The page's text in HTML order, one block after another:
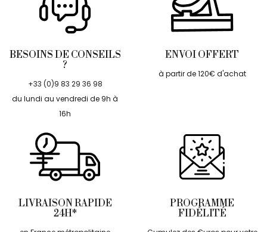
BESOINS DE CONSEILS
?
+33 (0)9 83 29 36 98
du lundi au vendredi de 9h à
16h
ENVOI OFFERT
à partir de 120€ d'achat
LIVRAISON RAPIDE
24H*
PROGRAMME
FIDÉLITÉ